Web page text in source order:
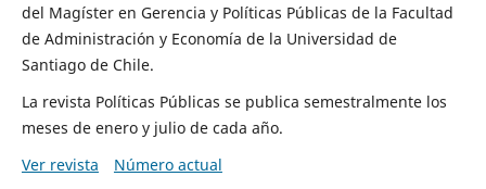
del Magíster en Gerencia y Políticas Públicas de la Facultad
de Administración y Economía de la Universidad de
Santiago de Chile.
La revista Políticas Públicas se publica semestralmente los
meses de enero y julio de cada año.
Ver revista
Número actual